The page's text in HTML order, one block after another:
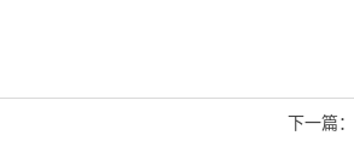
下一篇：